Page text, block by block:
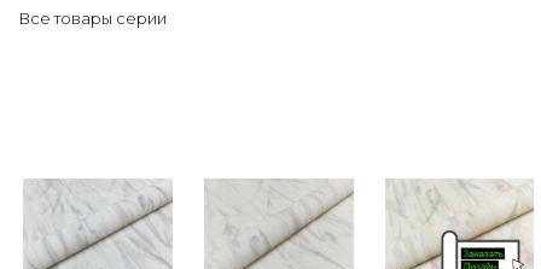
Все товары серии